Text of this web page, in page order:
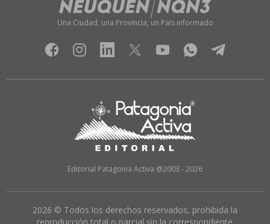
Una Ciudad, una Provincia, un País informado
Editorial Patagonia Activa @2003 - 2026
2026 © Todos los derechos reservados, prohibida la